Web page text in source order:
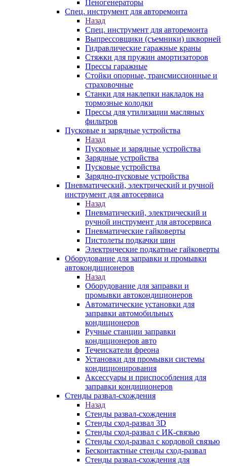
Пеногенераторы
Спец. инструмент для авторемонта
Назад
Спец. инструмент для авторемонта
Выпрессовщики (съемники) шкворней
Гидравлические гаражные краны
Стяжки для пружин амортизаторов
Прессы гаражные
Стойки опорные, трансмиссионные и
страховочные
Станки для наклепки накладок на
тормозные колодки
Прессы для утилизации масляных
фильтров
Пусковые и зарядные устройства
Назад
Пусковые и зарядные устройства
Зарядные устройства
Пусковые устройства
Зарядно-пусковые устройства
Пневматический, электрический и ручной
инструмент для автосервиса
Назад
Пневматический, электрический и
ручной инструмент для автосервиса
Пневматические гайковерты
Пистолеты подкачки шин
Электрические подкатные гайковерты
Оборудование для заправки и промывки
автокондиционеров
Назад
Оборудование для заправки и
промывки автокондиционеров
Автоматические установки для
заправки автомобильных
кондиционеров
Ручные станции заправки
кондиционеров авто
Течеискатели фреона
Установки для промывки системы
кондиционирования
Аксессуары и приспособления для
заправки кондиционеров
Стенды развал-схождения
Назад
Стенды развал-схождения
Стенды сход-развал 3D
Стенды сход-развал с ИК-связью
Стенды сход-развал с кордовой связью
Бесконтактные стенды сход-развал
Стенды развал-схождения для